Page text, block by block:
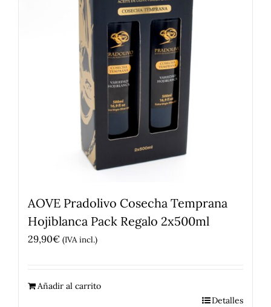
AOVE Pradolivo Cosecha Temprana
Hojiblanca Pack Regalo 2x500ml
29,90€ (IVA incl.)
Añadir al carrito
Detalles